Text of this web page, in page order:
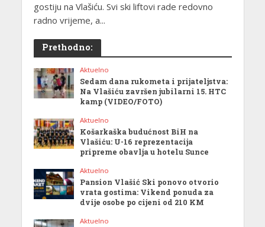
gostiju na Vlašiću. Svi ski liftovi rade redovno
radno vrijeme, a...
Prethodno:
Aktuelno
Sedam dana rukometa i prijateljstva:
Na Vlašiću završen jubilarni 15. HTC
kamp (VIDEO/FOTO)
Aktuelno
Košarkaška budućnost BiH na
Vlašiću: U-16 reprezentacija
pripreme obavlja u hotelu Sunce
Aktuelno
Pansion Vlašić Ski ponovo otvorio
vrata gostima: Vikend ponuda za
dvije osobe po cijeni od 210 KM
Aktuelno